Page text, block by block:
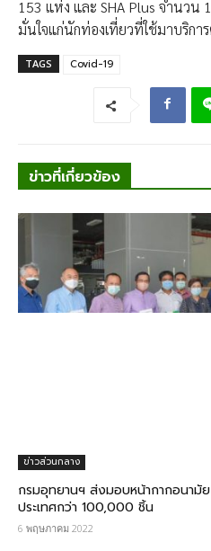
153 แห่ง และ SHA Plus จำนวน
มั่นใจแก่นักท่องเที่ยวที่ใช้มาบริกา
TAGS Covid-19
ข่าวที่เกี่ยวข้อง
ข่าวส่วนกลาง
กรมอุทยานฯ​ ส่งมอบหน้ากากอนามั
ประเทศกว่า 100,000 ชิ้น
6 พฤษภาคม 2022